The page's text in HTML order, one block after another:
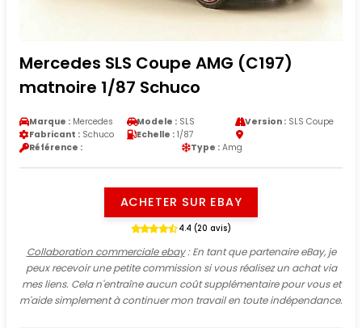
Mercedes SLS Coupe AMG (C197)
matnoire 1/87 Schuco
Marque : Mercedes Modele : SLS Version :SLS Coupe
Fabricant : Schuco Echelle : 1/87
Référence :
Type : Amg
ACHETER SUR EBAY
4.4 (20 avis)
Collaboration commerciale ebay: En tant que partenaire eBay, je
peux recevoir une petite commission si vous réalisez un achat via
mes liens. Cela n'entraîne aucun coût supplémentaire pour vous et
m'aide simplement à continuer mon travail en toute indépendance.